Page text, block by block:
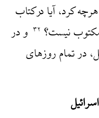
کرد، آیا درکتاب
مکتوب نیست؟ ۳۲ و در
در تمام روزهای